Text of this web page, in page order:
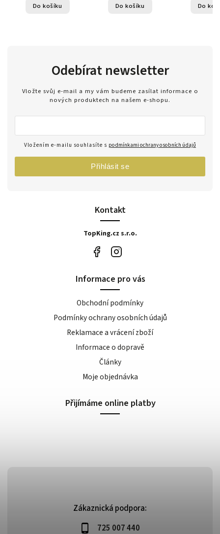
Do košíku Do košíku Do
Zákaznická podpora:
725 007 440
Kontakt
TopKing.cz s.r.o.
Odebírat newsletter
Vložte svůj e-mail a my vám budeme zasílat informace o
nových produktech na našem e-shopu.
Vložením e-mailu souhlasíte s podmínkami ochrany osobních údajů
Přihlásit se
Informace pro vás
Obchodní podmínky
Podmínky ochrany osobních údajů
Reklamace a vrácení zboží
Informace o dopravě
Články
Moje objednávka
Přijímáme online platby